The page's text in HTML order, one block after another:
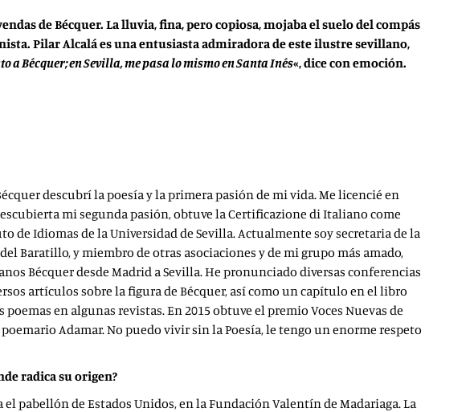
de Bécquer. La lluvia, fina, pero copiosa, mojaba el suelo del compás
Pilar Alcalá es una entusiasta admiradora de este ilustre sevillano,
a Bécquer; en Sevilla, me pasa lo mismo en Santa Inés«, dice con emoción.
descubrí la poesía y la primera pasión de mi vida. Me licencié en
mi segunda pasión, obtuve la Certificazione di Italiano come
Idiomas de la Universidad de Sevilla. Actualmente soy secretaria de la
Baratillo, y miembro de otras asociaciones y de mi grupo más amado,
Bécquer desde Madrid a Sevilla. He pronunciado diversas conferencias
artículos sobre la figura de Bécquer, así como un capítulo en el libro
en algunas revistas. En 2015 obtuve el premio Voces Nuevas de
Adamar. No puedo vivir sin la Poesía, le tengo un enorme respeto
radica su origen?
pabellón de Estados Unidos, en la Fundación Valentín de Madariaga. La